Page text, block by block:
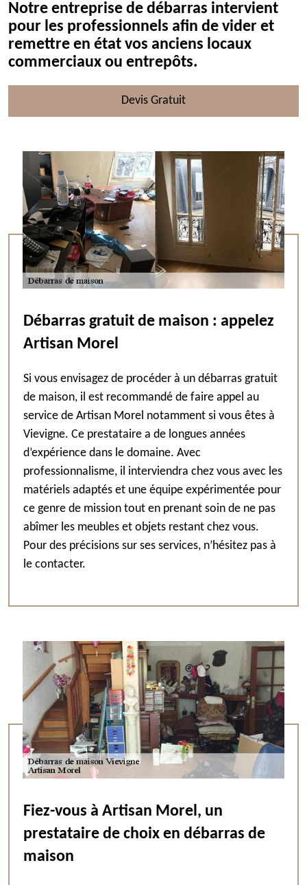
Notre entreprise de débarras intervient
pour les professionnels afin de vider et
remettre en état vos anciens locaux
commerciaux ou entrepôts.
Devis Gratuit
Débarras gratuit de maison : appelez
Artisan Morel
Si vous envisagez de procéder à un débarras gratuit
de maison, il est recommandé de faire appel au
service de Artisan Morel notamment si vous êtes à
Vievigne. Ce prestataire a de longues années
d’expérience dans le domaine. Avec
professionnalisme, il interviendra chez vous avec les
matériels adaptés et une équipe expérimentée pour
ce genre de mission tout en prenant soin de ne pas
abîmer les meubles et objets restant chez vous.
Pour des précisions sur ses services, n’hésitez pas à
le contacter.
Fiez-vous à Artisan Morel, un
prestataire de choix en débarras de
maison